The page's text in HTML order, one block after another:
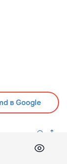
в Google